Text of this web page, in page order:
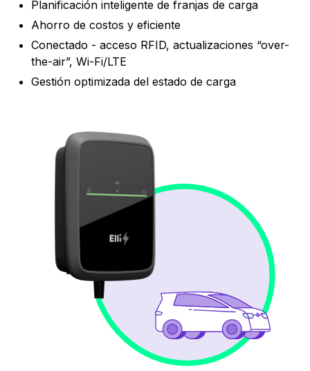
Planificación inteligente de franjas de carga
Ahorro de costos y eficiente
Conectado - acceso RFID, actualizaciones “over-
the-air”, Wi-Fi/LTE
Gestión optimizada del estado de carga